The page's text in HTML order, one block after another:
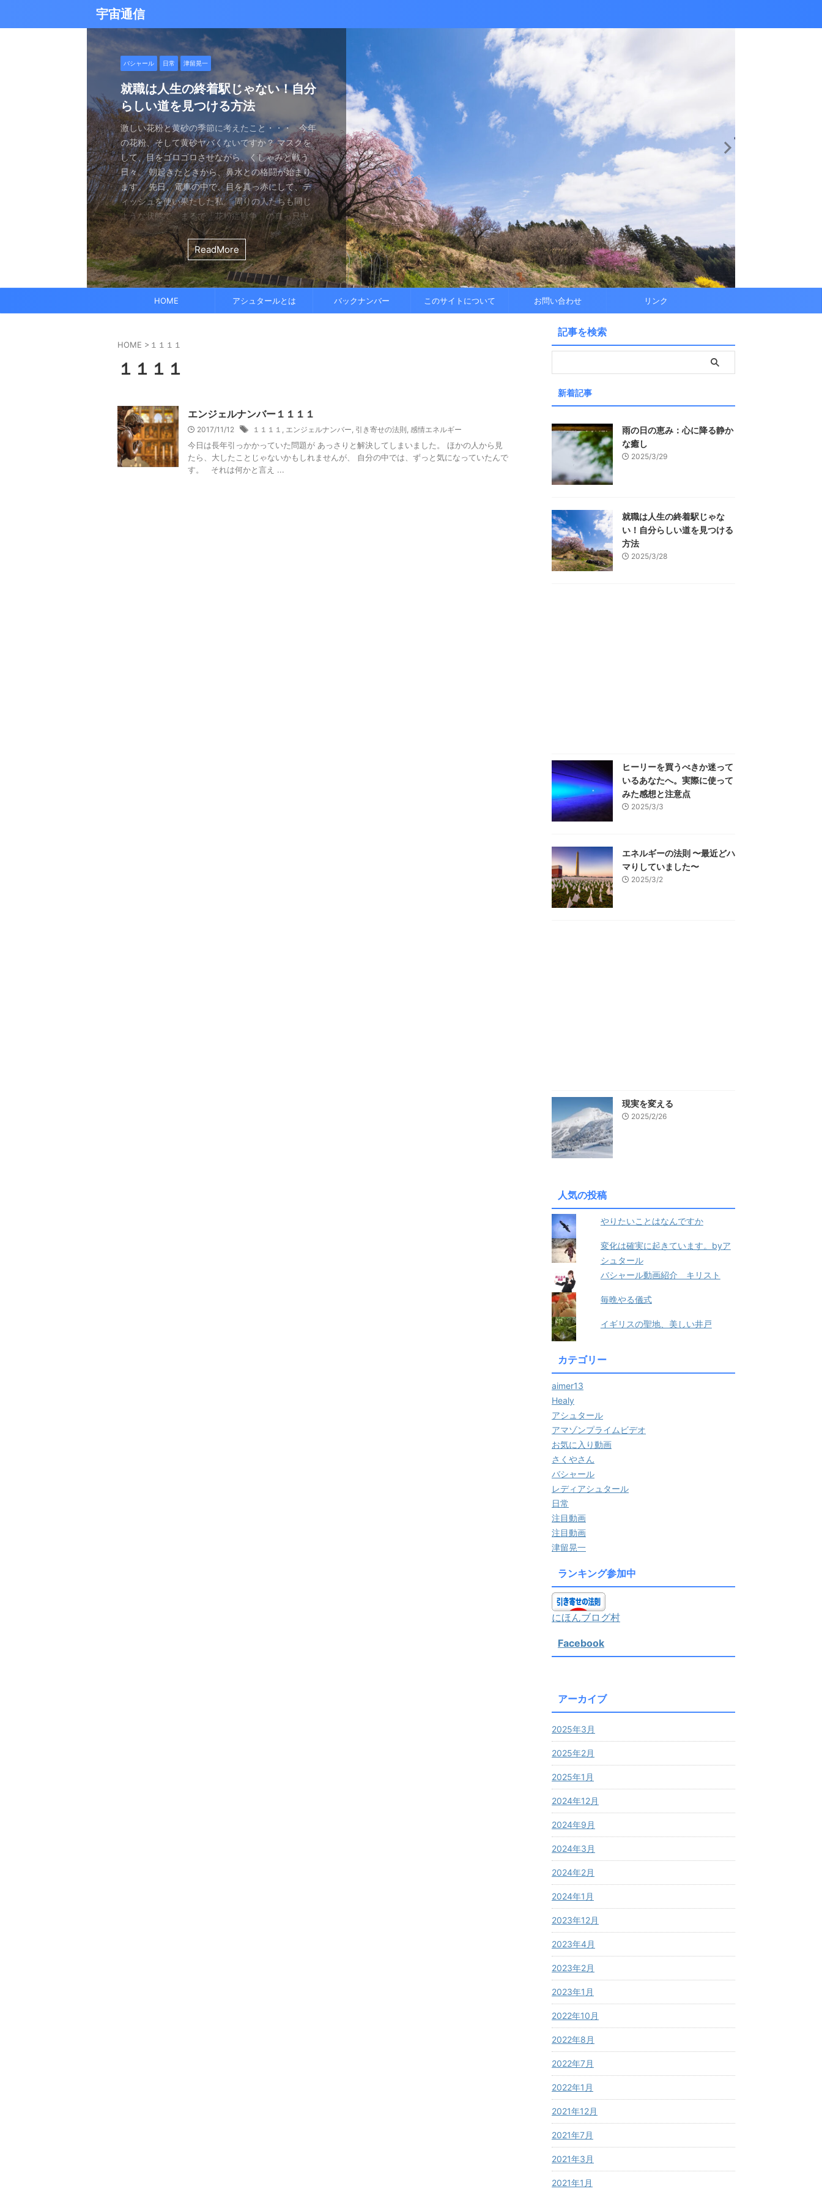
宇宙通信
日常 津留晃一
雨の日の恵み：心に降る静かな癒し
雨の音を聞いたことはありますか？ 窓ガラスを叩
く優しい音、屋根を打つリズミカルな音、 そして
地面に落ちる繊細な音。 それぞれが奏でるハーモ
ニーは、 私たちの心に特別な空間を作り出してく
れます。 雨は大地だけでなく、心も潤す 今日は何
となく、 降り続ける雨を眺めていました。 最初は
予定していた釣りができなくなり、少し残念に思い
ました。 でも、温かいコーヒーを入れ、 窓辺に座
って雨景色を眺めていると、不思議と心が落ち着い
てきたのです。 雨は自然界の浄化装置です。 土埃
を洗い流し、植物に命の水を与え、空気を清 ...
ReadMore
バシャール 日常 津留晃一
就職は人生の終着駅じゃない！自分
らしい道を見つける方法
激しい花粉と黄砂の季節に考えたこと・・・ 今年
の花粉、そして黄砂ヤバくないですか？ マスクを
して、目をゴロゴロさせながら、くしゃみと戦う
日々。 朝起きたときから、鼻水との格闘が始まり
ます。 先日、電車の中で、目を真っ赤にして、テ
ィッシュを使い果たした私。 周りの人たちも同じ
ような状態で、まるで「花粉症戦争」の真っ只中。
そんな辛い朝、ふと考えました。 この花粉症との
戦いって、進学や就職前の気持ちに似ているな、
と。 先の見えない不安、どうしようもない状況、
でも、どこかで希望を感じる——そんな ...
ReadMore
Healy 日常
ヒーリーを買うべきか迷っているあ
なたへ。実際に使ってみた感想と注
意点
近年、Healy（ヒーリー）という量子波動調整器が
注目を集めています。 私自身もこのデバイスを2年
以上前に購入し、所有しており、 その使用経験を
踏まえて、さらに詳しくお伝えしたいと思います。
Healyの仕組みと機能 Healyは、微弱な電流と周波
数を用いて、 心身のバランスを整えることを目的
としたウェアラブルデバイスです。 専用のアプリ
と連携し、電極を介して身体に微弱な電流を流すこ
とで、 個人の必要とする周波数を分析・適用しま
す。 これにより、エネルギーバランスを整えると
ReadMore
バシャール 日常
エネルギーの法則 〜最近どハマり
していました〜
最近、めちゃくちゃYouTubeやSNSを見ていたの
ですが、 気づいたら政治とか社会問題のニュース
ばかり見ていました。 特にトランプの発言やDSの
悪行、財務省解体、１０３万円の壁など・・・・。
別にそれを見て何かが解決できるわけではないの
に、 どんどんハマってしまいました。 なんだか、
自分の心のモヤモヤを代弁してくれる感じがするの
でしょうか？ つい次々と見てしまうのです。 そし
て、気づいたら めちゃくちゃ波動が下がっていま
した！（笑） どうして気づいたのかといえば ...
ReadMore
日常
現実を変える
最近疲れ気味です。 というのも、現実とは何か？
結構悩むんですよね。 自分の理想の姿を考える
と、 今、全然そうなっていない。 地位も名誉もな
い。お金もない。自由もない（笑） でもねぇ、 た
まにそれでもいいわと思える時もあるんです。 そ
んなことは問題じゃなくて、 今ここに生きている
ことだけで幸せという時がある。 それは、どうい
うときかといえば 今ここにいる時 今に集中して、
今を楽しんでいるとき。 先日ワカサギ釣りに行き
ました。 氷に穴をあけて糸を垂らすやつ。 &nb ...
ReadMore
日常
今、ここにいること
２０２５年あけましておめでとうございます。 今
年もよろしくお願い致します。 とはいえ、近年お
正月という感覚はありませんね。 いつの間にか年
が明けて、 いつの間にか過ぎ去っていく。 なんて
書くと、新年から暗いかな（笑） まあ、それだけ
歳をとったということでしょう。 昨年末は結構忙
しくてきつかったのですが、 年始は暇。 暇になる
と思うことはありますよね。 自分は今ここを生き
ているのか？ 我々の現実は今ここだけなのです
が、 未来を見ちゃったり、過去を悔んだり &nbsp
...
ReadMore
Healy 日常 津留晃一
もしかしてだけどHealy（量子波動
調整器）のせいなの？
ちょっと前に 最近ヒーリー（Healy）つかってない
なー みたいなブログを書いたと思います。 Healy
とは Healyはドイツで研究開発され、製造された最
新の人工知能を利用した 健康をサポートする製品
です。 弱い電気パルスを使用して体をよりバラン
スのとれた状態にする、 周波数応用のアイデアに
基づいて設計された小型の電子デバイスです。 細
胞レベルで人体を調整し、健康的な生活をサポート
します。 そうなんです。 あんまり使っていませ
ん。 というのも しばらく意欲というか、やる気が
なくて だらだら ...
ReadMore
日常
iPad 第10世代買いました
アマゾンのブラックフライデー Ipadが安くなって
いましたね。 ということで第１０世代（無印）購
入してしまいました。 これで今まで使っていた
ipad Pro(初代）とはおさらばです。 特に困ってい
たわけでもなく、iPad自体はほとんど使っていなか
ったので 変えなくても良かったのですが、 気分で
す（笑） こういうの重要ですよね。 気分が乗った
からやるというノリ。 実際変えてみてUSBーC端
子はすごくいい。 Lightningの呪縛から解放される
のだけでも めちゃくちゃいい。 &n ...
ReadMore
Healy 日常
久し振りにHealy（ヒーリー）量子
波動調整器について
久しぶりにHealy（ヒーリー）量子波動調整器につ
いて触れてみる。 こちら小さい割には結構高いデ
バイスです。 買う時も結構迷いました。 でもねぇ
やっぱり限られた人生 波動を良くして豊かな人生
を送りたいじゃないですか。 だから、多少の投資
は仕方ないし 試してみないとわからないと購入し
ました。 それでです。 一年ぐらいはほどほどに使
っていたのはいたのですが、 やはり実感がね。 良
くなっているという実感が乏しい。 これ、たぶん
宗教と同じで 一人でやっているからだと思う。 近
くに何人か使っている人がいれば、 体 ...
ReadMore
日常
大谷さんの通訳、水原さんの解雇に
思う
ちょっとびっくりしました。 多分今、かなり有名
な通訳だと思う水原さんが解雇されたようです。
それも違法賭博か・・・ 違法かどうかは別として
賭博が原因で解雇とは・・・ とってもつらい。 自
分は特に野球が好きとか 大谷さんが好きというな
わけではないし、 水原さんに思い入れがあるわけ
でもない。 でもねえ・・・ 今の水原さんの気持ち
を考えるとなんかつらい。 というのも、多額の借
金を背負いながら 何とかしたいと日々思いながら
一生懸命仕事していたわけでしょ。 ...
ReadMore
HOME アシュタールとは バックナンバー このサイトについて お問い合わせ リンク
HOME > １１１１
１１１１
エンジェルナンバー１１１１
2017/11/12 １１１１ , エンジェルナンバー, 引き寄せの法則, 感情エネルギー
今日は長年引っかかっていた問題が あっさりと解決してしまいました。 ほかの人から見
たら、大したことじゃないかもしれませんが、 自分の中では、ずっと気になっていたんで
す。 それは何かと言え ...
記事を検索
新着記事
雨の日の恵み：心に降る静か
な癒し
2025/3/29
就職は人生の終着駅じゃな
い！自分らしい道を見つける
方法
2025/3/28
ヒーリーを買うべきか迷って
いるあなたへ。実際に使って
みた感想と注意点
2025/3/3
エネルギーの法則 〜最近どハ
マりしていました〜
2025/3/2
現実を変える
2025/2/26
人気の投稿
やりたいことはなんですか
変化は確実に起きています。byア
シュタール
バシャール動画紹介 キリスト
毎晩やる儀式
イギリスの聖地、美しい井戸
カテゴリー
aimer13
Healy
アシュタール
アマゾンプライムビデオ
お気に入り動画
さくやさん
バシャール
レディアシュタール
日常
注目動画
注目動画
津留晃一
ランキング参加中
にほんブログ村
Facebook
アーカイブ
2025年3月
2025年2月
2025年1月
2024年12月
2024年9月
2024年3月
2024年2月
2024年1月
2023年12月
2023年4月
2023年2月
2023年1月
2022年10月
2022年8月
2022年7月
2022年1月
2021年12月
2021年7月
2021年3月
2021年1月